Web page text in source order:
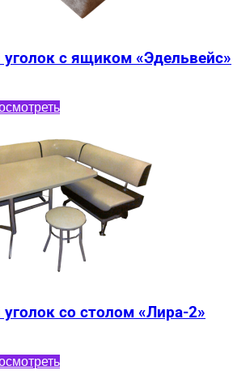
с ящиком «Эдельвейс»
со столом «Лира-2»